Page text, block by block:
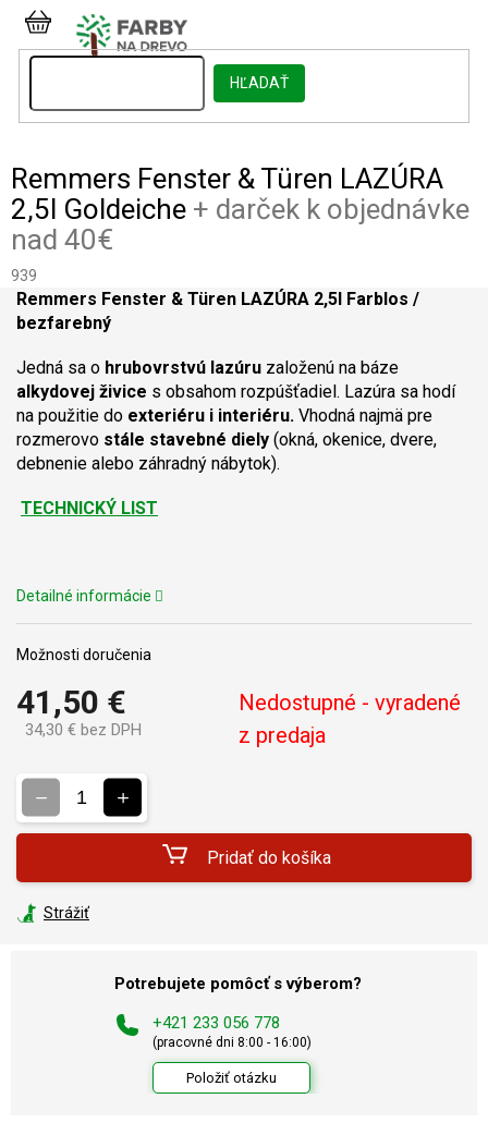
Prejsť
obsah
HĽADAŤ
NÁKUPNÝ
Remmers Fenster & Türen LAZÚRA
2,5l Goldeiche + darček k objednávke
nad 40€
939
41,50 €
34,30 € bez DPH
Nedostupné - vyradené
z predaja
Možnosti doručenia
Pridať do košíka
Remmers Fenster & Türen LAZÚRA 2,5l Farblos /
bezfarebný
Jedná sa o hrubovrstvú lazúru založenú na báze
alkydovej živice s obsahom rozpúšťadiel. Lazúra sa hodí
na použitie do exteriéru i interiéru. Vhodná najmä pre
rozmerovo stále stavebné diely (okná, okenice, dvere,
debnenie alebo záhradný nábytok).
TECHNICKÝ LIST
Detailné informácie
Strážiť
Potrebujete pomôcť s výberom?
+421 233 056 778
(pracovné dni 8:00 - 16:00)
Položiť otázku